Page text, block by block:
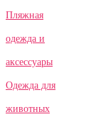
Пляжная
одежда и
аксессуары
Одежда для
животных